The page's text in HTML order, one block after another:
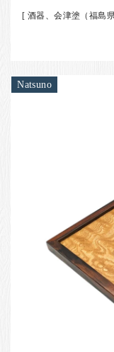
[ 酒器、会津塗（福島
Natsuno